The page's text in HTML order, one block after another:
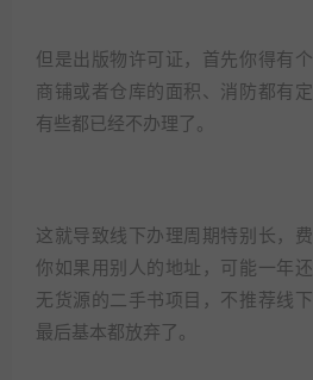
但是出版物许可证，首先你得有
商铺或者仓库的面积、消防都有
有些都已经不办理了。​
这就导致线下办理周期特别长，
你如果用别人的地址，可能一年
无货源的二手书项目，不推荐线
最后基本都放弃了。​